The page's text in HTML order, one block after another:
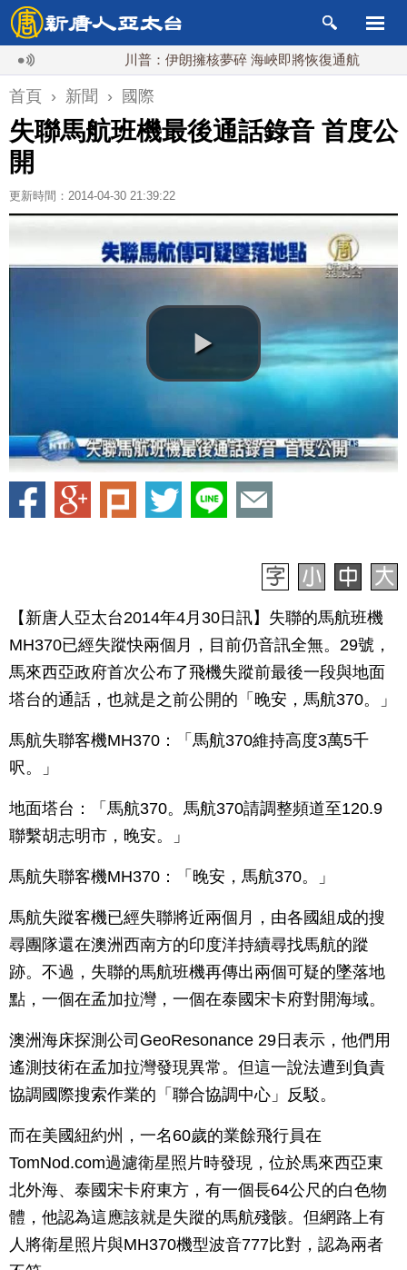
川普：伊朗擁核夢碎 海峽即將恢復通航
首頁 › 新聞 › 國際
失聯馬航班機最後通話錄音 首度公
開
更新時間：2014-04-30 21:39:22
【新唐人亞太台2014年4月30日訊】失聯的馬航班機
MH370已經失蹤快兩個月，目前仍音訊全無。29號，
馬來西亞政府首次公布了飛機失蹤前最後一段與地面
塔台的通話，也就是之前公開的「晚安，馬航370。」
馬航失聯客機MH370：「馬航370維持高度3萬5千
呎。」
地面塔台：「馬航370。馬航370請調整頻道至120.9
聯繫胡志明市，晚安。」
馬航失聯客機MH370：「晚安，馬航370。」
馬航失蹤客機已經失聯將近兩個月，由各國組成的搜
尋團隊還在澳洲西南方的印度洋持續尋找馬航的蹤
跡。不過，失聯的馬航班機再傳出兩個可疑的墜落地
點，一個在孟加拉灣，一個在泰國宋卡府對開海域。
澳洲海床探測公司GeoResonance 29日表示，他們用
遙測技術在孟加拉灣發現異常。但這一說法遭到負責
協調國際搜索作業的「聯合協調中心」反駁。
而在美國紐約州，一名60歲的業餘飛行員在
TomNod.com過濾衛星照片時發現，位於馬來西亞東
北外海、泰國宋卡府東方，有一個長64公尺的白色物
體，他認為這應該就是失蹤的馬航殘骸。但網路上有
人將衛星照片與MH370機型波音777比對，認為兩者